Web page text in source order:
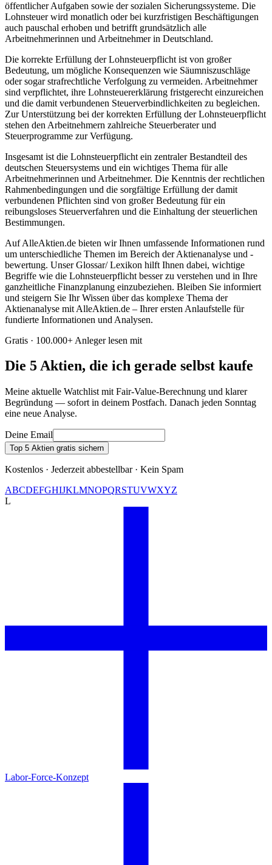
öffentlicher Aufgaben sowie der sozialen Sicherungssysteme. Die
Lohnsteuer wird monatlich oder bei kurzfristigen Beschäftigungen
auch pauschal erhoben und betrifft grundsätzlich alle
Arbeitnehmerinnen und Arbeitnehmer in Deutschland.
Die korrekte Erfüllung der Lohnsteuerpflicht ist von großer
Bedeutung, um mögliche Konsequenzen wie Säumniszuschläge
oder sogar strafrechtliche Verfolgung zu vermeiden. Arbeitnehmer
sind verpflichtet, ihre Lohnsteuererklärung fristgerecht einzureichen
und die damit verbundenen Steuerverbindlichkeiten zu begleichen.
Zur Unterstützung bei der korrekten Erfüllung der Lohnsteuerpflicht
stehen den Arbeitnehmern zahlreiche Steuerberater und
Steuerprogramme zur Verfügung.
Insgesamt ist die Lohnsteuerpflicht ein zentraler Bestandteil des
deutschen Steuersystems und ein wichtiges Thema für alle
Arbeitnehmerinnen und Arbeitnehmer. Die Kenntnis der rechtlichen
Rahmenbedingungen und die sorgfältige Erfüllung der damit
verbundenen Pflichten sind von großer Bedeutung für ein
reibungsloses Steuerverfahren und die Einhaltung der steuerlichen
Bestimmungen.
Auf AlleAktien.de bieten wir Ihnen umfassende Informationen rund
um unterschiedliche Themen im Bereich der Aktienanalyse und -
bewertung. Unser Glossar/ Lexikon hilft Ihnen dabei, wichtige
Begriffe wie die Lohnsteuerpflicht besser zu verstehen und in Ihre
ganzheitliche Finanzplanung einzubeziehen. Bleiben Sie informiert
und steigern Sie Ihr Wissen über das komplexe Thema der
Aktienanalyse mit AlleAktien.de – Ihrer ersten Anlaufstelle für
fundierte Informationen und Analysen.
Gratis · 100.000+ Anleger lesen mit
Die 5 Aktien, die ich gerade selbst kaufe
Meine aktuelle Watchlist mit Fair-Value-Berechnung und klarer
Begründung — sofort in deinem Postfach. Danach jeden Sonntag
eine neue Analyse.
Deine Email
Top 5 Aktien gratis sichern
Kostenlos · Jederzeit abbestellbar · Kein Spam
ABCDEFGHIJKLMNOPQRSTUVWXYZ
L
Labor-Force-Konzept